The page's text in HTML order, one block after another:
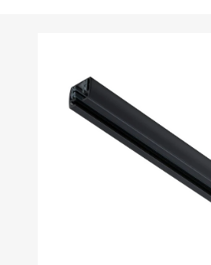
συλλογής